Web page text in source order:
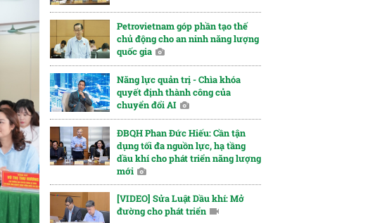
Petrovietnam góp phần tạo thế
chủ động cho an ninh năng lượng
quốc gia
Năng lực quản trị - Chìa khóa
quyết định thành công của
chuyển đổi AI
ĐBQH Phan Đức Hiếu: Cần tận
dụng tối đa nguồn lực, hạ tầng
dầu khí cho phát triển năng lượng
mới
[VIDEO] Sửa Luật Dầu khí: Mở
đường cho phát triển